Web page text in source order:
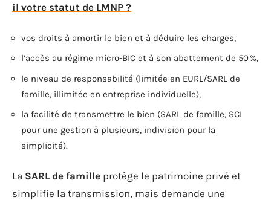
il votre statut de LMNP ?
vos droits à amortir le bien et à déduire les charges,
l’accès au régime micro-BIC et à son abattement de 50 %,
le niveau de responsabilité (limitée en EURL/SARL de
famille, illimitée en entreprise individuelle),
la facilité de transmettre le bien (SARL de famille, SCI
pour une gestion à plusieurs, indivision pour la
simplicité).
La SARL de famille protège le patrimoine privé et
simplifie la transmission, mais demande une